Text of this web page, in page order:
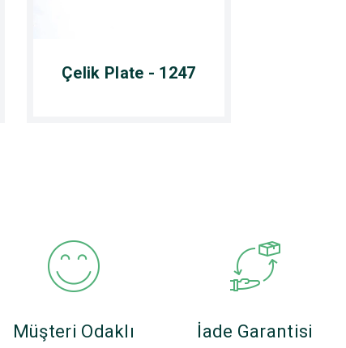
Çelik Plate - 1247
Müşteri Odaklı İade Garantisi